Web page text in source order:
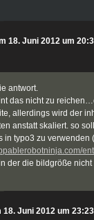
18. Juni 2012 um
antwort.
das nicht zu
allerdings wird der
anstatt skaliert. so
in typo3 zu verwenden
der die bildgröße
18. Juni 2012 um 23:23